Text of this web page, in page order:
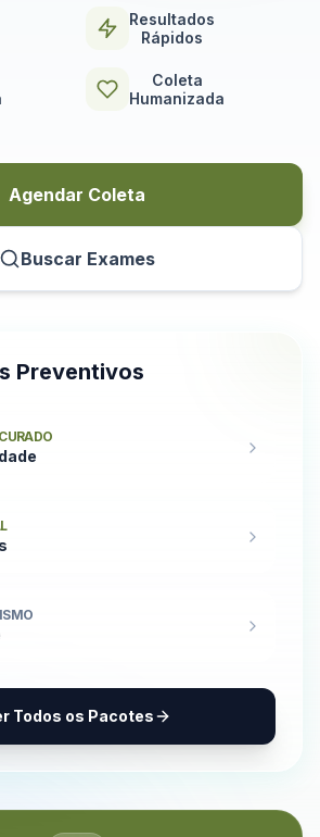
Resultados
Rápidos
Coleta
Humanizada
Agendar Coleta
Buscar Exames
Preventivos
Todos os Pacotes